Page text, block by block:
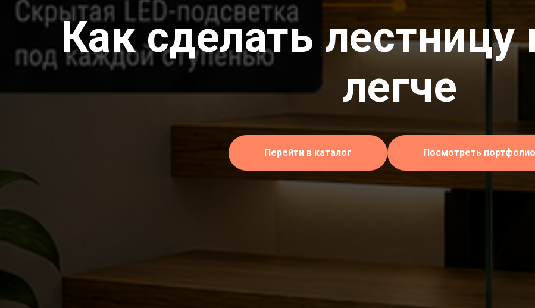
Как сделать лестницу
легче
Перейти в каталог Посмотреть портфолио